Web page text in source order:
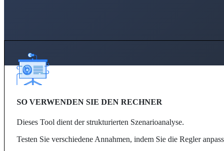
SO VERWENDEN SIE DEN RECHNER
Dieses Tool dient der strukturierten Szenarioanalyse.
Testen Sie verschiedene Annahmen, indem Sie die Regler